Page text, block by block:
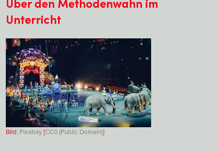
Unterricht
Bild: Pixabay[CC0 (Public Domain)]